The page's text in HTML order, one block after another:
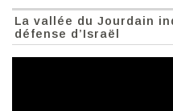
La vallée du Jourdain
défense d’Israël